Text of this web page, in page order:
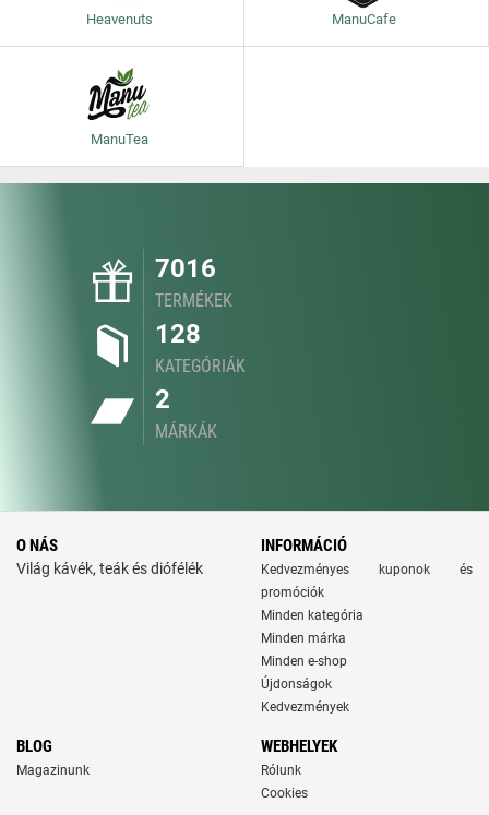
Heavenuts ManuCafe
ManuTea
7016
TERMÉKEK
128
KATEGÓRIÁK
2
MÁRKÁK
O NÁS
Világ kávék, teák és diófélék
INFORMÁCIÓ
Kedvezményes kuponok és
promóciók
Minden kategória
Minden márka
Minden e-shop
Újdonságok
Kedvezmények
BLOG
Magazinunk
WEBHELYEK
Rólunk
Cookies